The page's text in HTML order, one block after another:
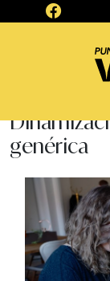
genérica